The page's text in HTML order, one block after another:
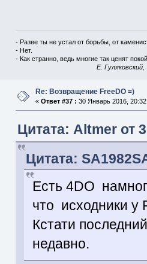
- Разве ты не устал от борьбы, от
- Нет.
- Как странно, ведь многие так ценят
E.
Re: Возвращение FreeDO =)
« Ответ #37 : 30 Январь 2016,
Цитата: Altmer от
Цитата:
Есть 4DO
что исходники у
Кстати
недавно.